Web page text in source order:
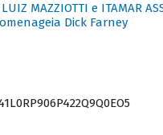
LUIZ MAZZIOTTI e ITAMAR
Dick Farney